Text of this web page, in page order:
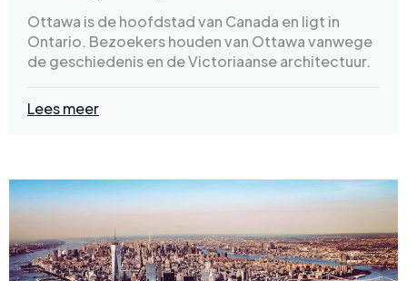
Ottawa is de hoofdstad van Canada en ligt in
Ontario. Bezoekers houden van Ottawa vanwege
de geschiedenis en de Victoriaanse architectuur.
Lees meer